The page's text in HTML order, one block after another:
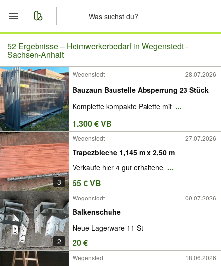
Start
Merkliste
Nachrichten
Anzeige aufgeben
52 Ergebnisse – Heimwerkerbedarf in Wegenstedt -
Sachsen-Anhalt
Wegenstedt 28.07.2026
Bauzaun Baustelle Absperrung 23 Stück
Komplette kompakte Palette mit ...
1.300 € VB
3
Wegenstedt 27.07.2026
Trapezbleche 1,145 m x 2,50 m
Verkaufe hier 4 gut erhaltene ...
55 € VB
2
Wegenstedt 09.07.2026
Balkenschuhe
Neue Lagerware 11 St
20 €
Wegenstedt 18.06.2026